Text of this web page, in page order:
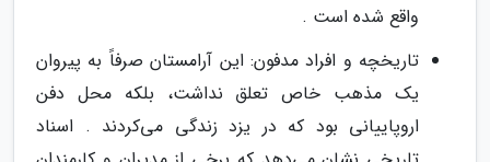
واقع شده است .
تاریخچه و افراد مدفون: این آرامستان صرفاً به پیروان
یک مذهب خاص تعلق نداشت، بلکه محل دفن
اروپاییانی بود که در یزد زندگی می‌کردند . اسناد